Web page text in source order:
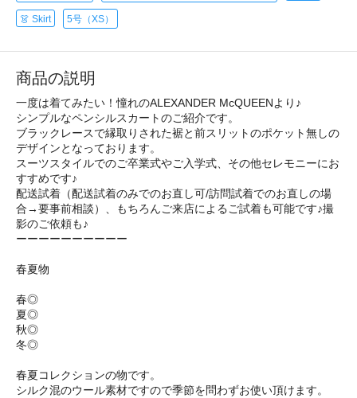
👗 Skirt 5号（XS）
商品の説明
一度は着てみたい！憧れのALEXANDER McQUEENより♪
シンプルなペンシルスカートのご紹介です。
ブラックレースで縁取りされた裾と前スリットのポケット無しの
デザインとなっております。
スーツスタイルでのご卒業式やご入学式、その他セレモニーにお
すすめです♪
配送試着（配送試着のみでのお直し可/訪問試着でのお直しの場
合→要事前相談）、もちろんご来店によるご試着も可能です♪撮
影のご依頼も♪
ーーーーーーーーーー
春夏物
春◎
夏◎
秋◎
冬◎
春夏コレクションの物です。
シルク混のウール素材ですので季節を問わずお使い頂けます。